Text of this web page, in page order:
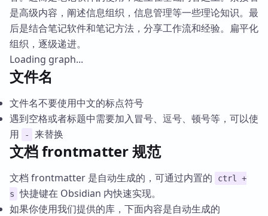
是高级内容，阐述信息组织，信息管理等一些理论知识。最
后是结合笔记软件和笔记方法，分享工作流和经验。扁平化
组织，逐级递进。
Loading graph...
文件名
文件名不要使用中文的标点符号
遇到空格或者标题中需要加入冒号、逗号、顿号等，可以使
用
- 来替换
文档 frontmatter 规范
文档 frontmatter 是自动生成的，可通过内置的
ctrl +
s 快捷键在 Obsidian 内快速实现。
如果你使用我们提供的库，下面内容是自动生成的